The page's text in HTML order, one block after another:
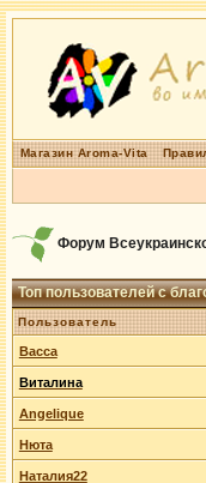
Магазин Aroma-Vita
Форум
Топ пользователей с
Пользователь
Васса
Виталина
Angelique
Нюта
Наталия22